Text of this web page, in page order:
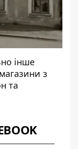
інше
з
та